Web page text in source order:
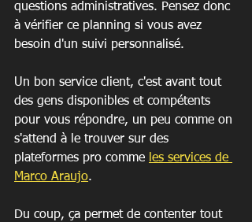
questions administratives. Pensez donc
à vérifier ce planning si vous avez
besoin d'un suivi personnalisé.
Un bon service client, c'est avant tout
des gens disponibles et compétents
pour vous répondre, un peu comme on
s'attend à le trouver sur des
plateformes pro comme les services de
Marco Araujo.
Du coup, ça permet de contenter tout